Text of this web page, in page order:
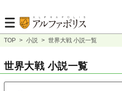
TOP > 小説 > 世界大戦 小説一覧
世界大戦 小説一覧